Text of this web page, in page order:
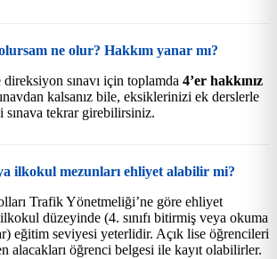
ne olur? Hakkım yanar mı?
direksiyon sınavı için toplamda 4’er hakkınız
kalsanız bile, eksiklerinizi ek derslerle
tekrar girebilirsiniz.
ilkokul mezunları ehliyet alabilir mi?
Trafik Yönetmeliği’ne göre ehliyet
düzeyinde (4. sınıfı bitirmiş veya okuma
eğitim seviyesi yeterlidir. Açık lise öğrencileri
alacakları öğrenci belgesi ile kayıt olabilirler.